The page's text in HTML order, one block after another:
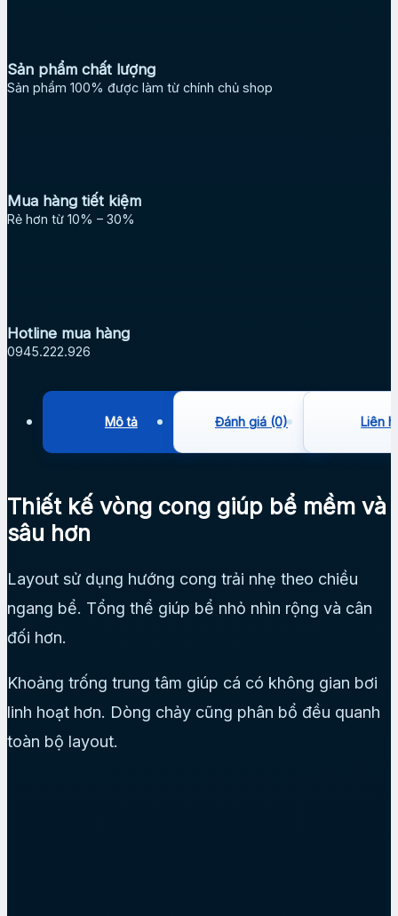
Sản phẩm chất lượng
Sản phẩm 100% được làm từ chính chủ shop
Mua hàng tiết kiệm
Rẻ hơn từ 10% – 30%
Hotline mua hàng
0945.222.926
Mô tả Đánh giá (0) Liên
Thiết kế vòng cong giúp bể mềm và
sâu hơn
Layout sử dụng hướng cong trải nhẹ theo chiều
ngang bể. Tổng thể giúp bể nhỏ nhìn rộng và cân
đối hơn.
Khoảng trống trung tâm giúp cá có không gian bơi
linh hoạt hơn. Dòng chảy cũng phân bổ đều quanh
toàn bộ layout.